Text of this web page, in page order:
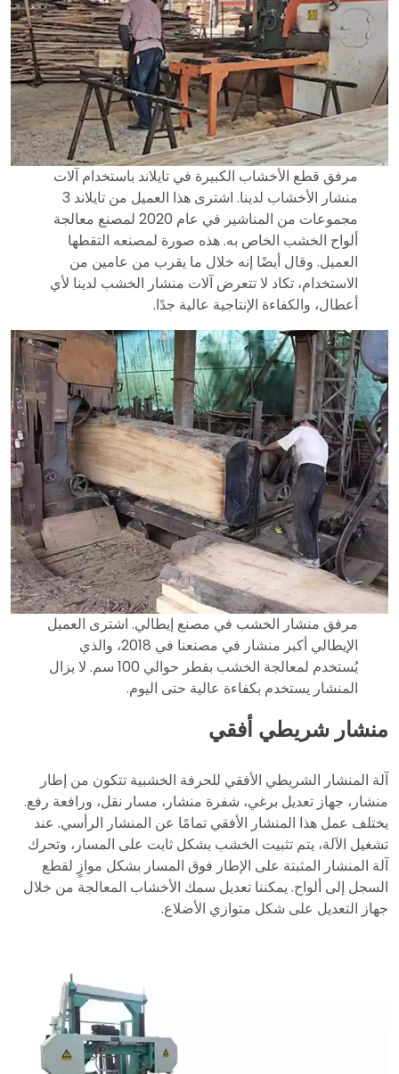
مرفق قطع الأخشاب الكبيرة في تايلاند باستخدام آلات
منشار الأخشاب لدينا. اشترى هذا العميل من تايلاند 3
مجموعات من المناشير في عام 2020 لمصنع معالجة
ألواح الخشب الخاص به. هذه صورة لمصنعه التقطها
العميل. وقال أيضًا إنه خلال ما يقرب من عامين من
الاستخدام، تكاد لا تتعرض آلات منشار الخشب لدينا لأي
أعطال، والكفاءة الإنتاجية عالية جدًا.
مرفق منشار الخشب في مصنع إيطالي. اشترى العميل
الإيطالي أكبر منشار في مصنعنا في 2018، والذي
يُستخدم لمعالجة الخشب بقطر حوالي 100 سم. لا يزال
المنشار يستخدم بكفاءة عالية حتى اليوم.
منشار شريطي أفقي
آلة المنشار الشريطي الأفقي للحرفة الخشبية تتكون من إطار
منشار، جهاز تعديل برغي، شفرة منشار، مسار نقل، ورافعة رفع.
يختلف عمل هذا المنشار الأفقي تمامًا عن المنشار الرأسي. عند
تشغيل الآلة، يتم تثبيت الخشب بشكل ثابت على المسار، وتحرك
آلة المنشار المثبتة على الإطار فوق المسار بشكل موازٍ لقطع
السجل إلى ألواح. يمكننا تعديل سمك الأخشاب المعالجة من خلال
جهاز التعديل على شكل متوازي الأضلاع.